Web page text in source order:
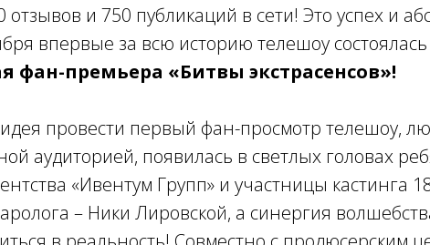
отзывов и 750 публикаций в сети! Это успех и
впервые за всю историю телешоу состоялась
фан-премьера «Битвы экстрасенсов»!
провести первый фан-просмотр телешоу,
аудиторией, появилась в светлых головах
«Ивентум Групп» и участницы кастинга
– Ники Лировской, а синергия